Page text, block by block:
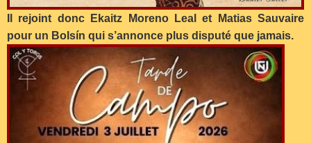
Il rejoint donc Ekaitz Moreno Leal et Matias Sauvaire
pour un Bolsín qui s’annonce plus disputé que jamais.